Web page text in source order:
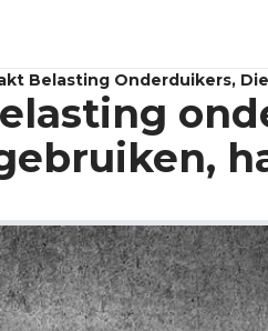
Belasting Onderduikers,